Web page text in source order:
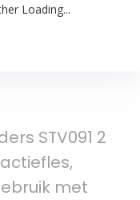
Loading...
STV091 2
met